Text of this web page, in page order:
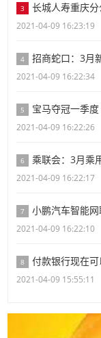
3 长城人寿重庆
2021-04-09 16:23:19
4 招商蛇口：3月
2021-04-09 16:22:34
5 宝马夺冠一季
2021-04-09 16:22:26
6 乘联会：3月乘
2021-04-09 16:22:17
7 小鹏汽车智能
2021-04-09 16:22:10
8 付款银行现在
2021-04-09 15:55:11